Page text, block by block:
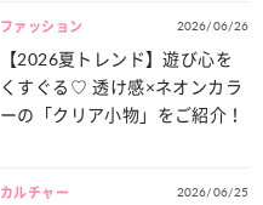
ファッション 2026/06/26
【2026夏トレンド】遊び心を
くすぐる♡ 透け感×ネオンカラ
ーの「クリア小物」をご紹介！
カルチャー 2026/06/25